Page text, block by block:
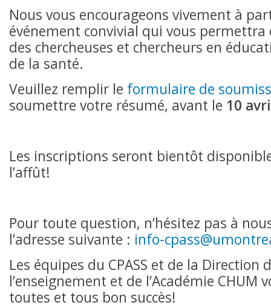
Nous vous encourageons vivement à
événement convivial qui vous permettra
des chercheuses et chercheurs en
de la santé.
Veuillez remplir le formulaire de
soumettre votre résumé, avant le 10
Les inscriptions seront bientôt
l’affût!
Pour toute question, n’hésitez pas à
l’adresse suivante : info-
Les équipes du CPASS et de la Direction
l’enseignement et de l’Académie CHUM
toutes et tous bon succès!